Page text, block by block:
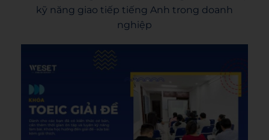
kỹ năng giao tiếp tiếng Anh trong doanh
nghiệp